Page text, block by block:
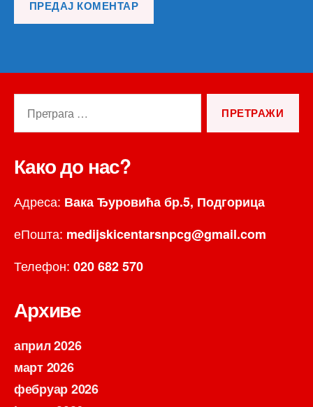
Како до нас?
Адреса: Вака Ђуровића бр.5, Подгорица
еПошта: medijskicentarsnpcg@gmail.com
Телефон: 020 682 570
Архиве
април 2026
март 2026
фебруар 2026